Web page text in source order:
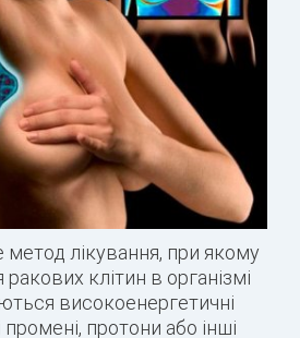
метод лікування, при якому
клітин в організмі
високоенергетичні
промені, протони або інші